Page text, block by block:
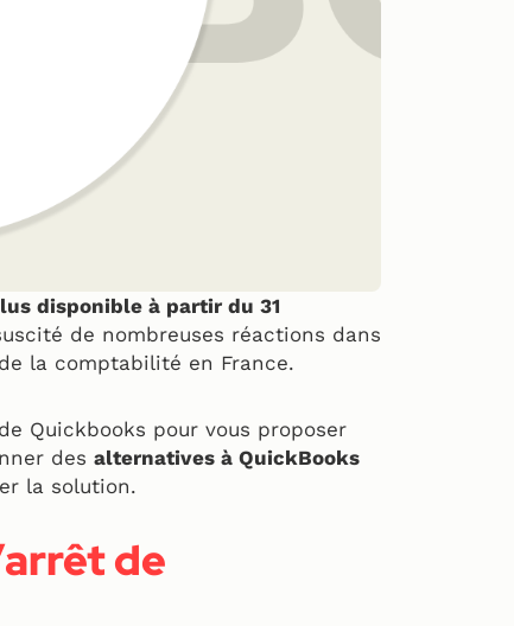
disponible à partir du 31
de nombreuses réactions dans
la comptabilité en France.
Quickbooks pour vous proposer
des alternatives à QuickBooks
la solution.
de